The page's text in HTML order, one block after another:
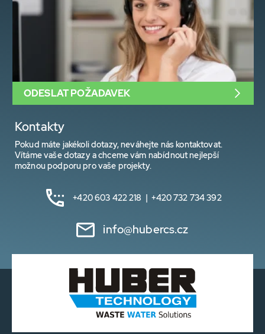
Kontakty
Pokud máte jakékoli dotazy, neváhejte nás kontaktovat.
Vítáme vaše dotazy a chceme vám nabídnout nejlepší
možnou podporu pro vaše projekty.
+420 603 422 218 | +420 732 734 392
info@hubercs.cz
ODESLAT POŽADAVEK